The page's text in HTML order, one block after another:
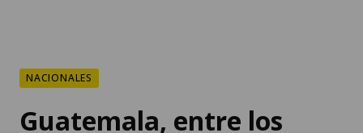
NACIONALES
Guatemala, entre los